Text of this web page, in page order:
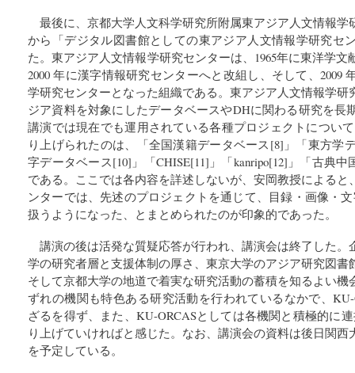
最後に、京都大学人文科学研究所附属東アジア人文情報学
から「デジタル図書館としての東アジア人文情報学研究セ
た。東アジア人文情報学研究センターは、1965年に東洋学
2000 年に漢字情報研究センターへと改組し、そして、2009
学研究センターとなった組織である。東アジア人文情報学研
ジア資料を対象にしたデータベースやDHに関わる研究を長
講演では現在でも運用されている各種プロジェクトについ
り上げられたのは、「全国漢籍データベース[8]」「東方学
字データベース[10]」「CHISE[11]」「kanripo[12]」「古典中
である。ここでは各内容を詳述しないが、安岡教授による
ンターでは、先述のプロジェクトを通じて、目録・画像・
扱うようになった、とまとめられたのが印象的であった。
講演の後は活発な質疑応答が行われ、講演会は終了した。
学の研究者層と支援体制の厚さ、東京大学のアジア研究図書
そして京都大学の地道で着実な研究活動の蓄積を知るよい
ずれの機関も特色ある研究活動を行われているなかで、
ざるを得ず、また、KU-ORCASとしては各機関と積極的に
り上げていければと感じた。なお、講演会の資料は後日関
を予定している。